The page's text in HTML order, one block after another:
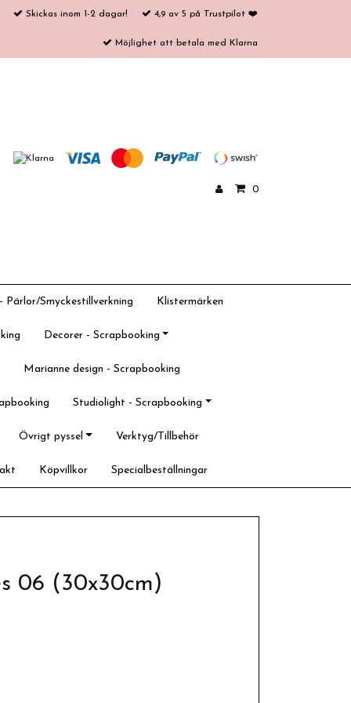
Skickas inom 1-2 dagar! 4,9 av 5 på Trustpilot ❤️
Möjlighet att betala med Klarna
0
Pärlor/Smyckestillverkning Klistermärken
Decorer - Scrapbooking
Marianne design - Scrapbooking
Studiolight - Scrapbooking
Övrigt pyssel Verktyg/Tillbehör
Köpvillkor Specialbeställningar
06 (30x30cm)